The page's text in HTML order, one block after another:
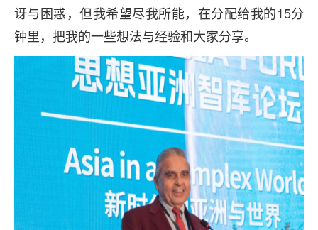
讶与困惑，但我希望尽我所能，在分配给我的15分
钟里，把我的一些想法与经验和大家分享。